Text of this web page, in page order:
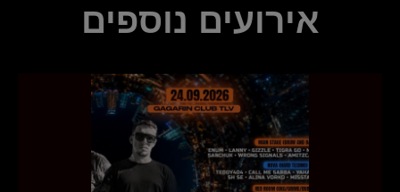
אירועים נוספים